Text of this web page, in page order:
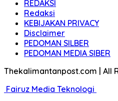
REDAKSI
Redaksi
KEBIJAKAN PRIVACY
Disclaimer
PEDOMAN SILBER
PEDOMAN MEDIA SIBER
Thekalimantanpost.com | All
Fairuz Media Teknologi